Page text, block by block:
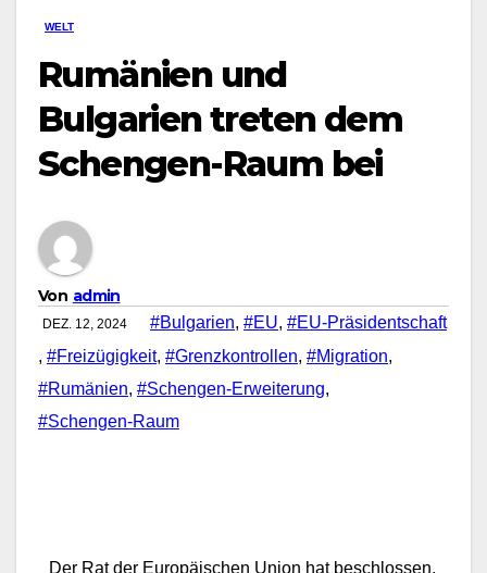
WELT
Rumänien und
Bulgarien treten dem
Schengen-Raum bei
Von admin
DEZ. 12, 2024 #Bulgarien, #EU, #EU-Präsidentschaft
, #Freizügigkeit, #Grenzkontrollen, #Migration,
#Rumänien, #Schengen-Erweiterung,
#Schengen-Raum
Der Rat der Europäischen Union hat beschlossen,